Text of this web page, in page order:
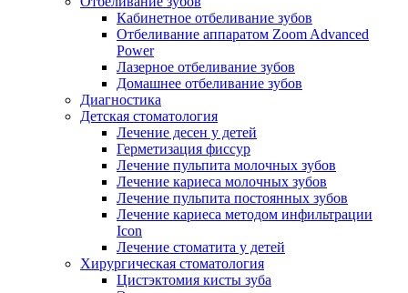
Кабинетное отбеливание зубов
Отбеливание аппаратом Zoom Advanced
Power
Лазерное отбеливание зубов
Домашнее отбеливание зубов
Диагностика
Детская стоматология
Лечение десен у детей
Герметизация фиссур
Лечение пульпита молочных зубов
Лечение кариеса молочных зубов
Лечение пульпита постоянных зубов
Лечение кариеса методом инфильтрации
Icon
Лечение стоматита у детей
Хирургическая стоматология
Цистэктомия кисты зуба